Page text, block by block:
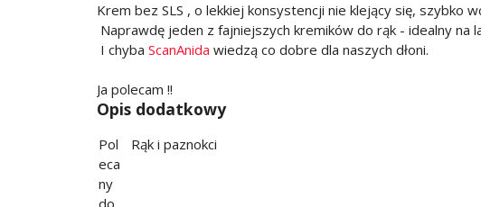
Krem bez SLS , o lekkiej konsystencji nie klejący się, szybko
Naprawdę jeden z fajniejszych kremików do rąk - idealny na
I chyba ScanAnida wiedzą co dobre dla naszych dłoni.
Ja polecam !!
Opis dodatkowy
Pol
eca
ny
do
Rąk i paznokci